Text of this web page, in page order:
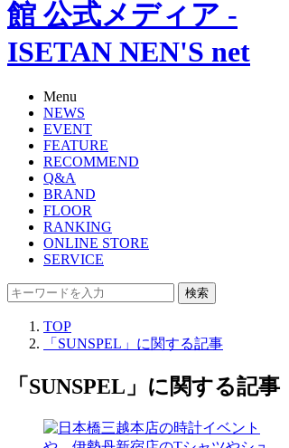
館 公式メディア -
ISETAN NEN'S net
Menu
NEWS
EVENT
FEATURE
RECOMMEND
Q&A
BRAND
FLOOR
RANKING
ONLINE STORE
SERVICE
検索
TOP
「SUNSPEL」に関する記事
「SUNSPEL」に関する記事